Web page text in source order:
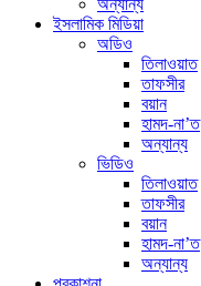
অন্যান্য
ইসলামিক মিডিয়া
অডিও
তিলাওয়াত
তাফসীর
বয়ান
হামদ-না’ত
অন্যান্য
ভিডিও
তিলাওয়াত
তাফসীর
বয়ান
হামদ-না’ত
অন্যান্য